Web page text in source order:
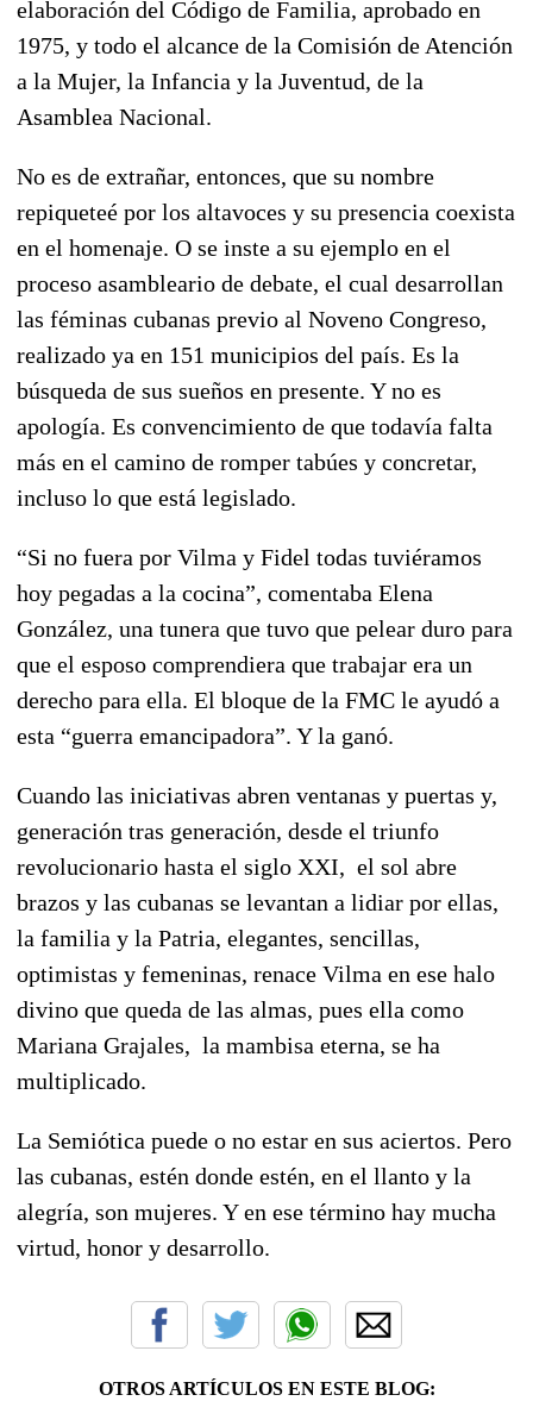
elaboración del Código de Familia, aprobado en
1975, y todo el alcance de la Comisión de Atención
a la Mujer, la Infancia y la Juventud, de la
Asamblea Nacional.
No es de extrañar, entonces, que su nombre
repiqueteé por los altavoces y su presencia coexista
en el homenaje. O se inste a su ejemplo en el
proceso asambleario de debate, el cual desarrollan
las féminas cubanas previo al Noveno Congreso,
realizado ya en 151 municipios del país. Es la
búsqueda de sus sueños en presente. Y no es
apología. Es convencimiento de que todavía falta
más en el camino de romper tabúes y concretar,
incluso lo que está legislado.
“Si no fuera por Vilma y Fidel todas tuviéramos
hoy pegadas a la cocina”, comentaba Elena
González, una tunera que tuvo que pelear duro para
que el esposo comprendiera que trabajar era un
derecho para ella. El bloque de la FMC le ayudó a
esta “guerra emancipadora”. Y la ganó.
Cuando las iniciativas abren ventanas y puertas y,
generación tras generación, desde el triunfo
revolucionario hasta el siglo XXI, el sol abre
brazos y las cubanas se levantan a lidiar por ellas,
la familia y la Patria, elegantes, sencillas,
optimistas y femeninas, renace Vilma en ese halo
divino que queda de las almas, pues ella como
Mariana Grajales, la mambisa eterna, se ha
multiplicado.
La Semiótica puede o no estar en sus aciertos. Pero
las cubanas, estén donde estén, en el llanto y la
alegría, son mujeres. Y en ese término hay mucha
virtud, honor y desarrollo.
OTROS ARTÍCULOS EN ESTE BLOG: